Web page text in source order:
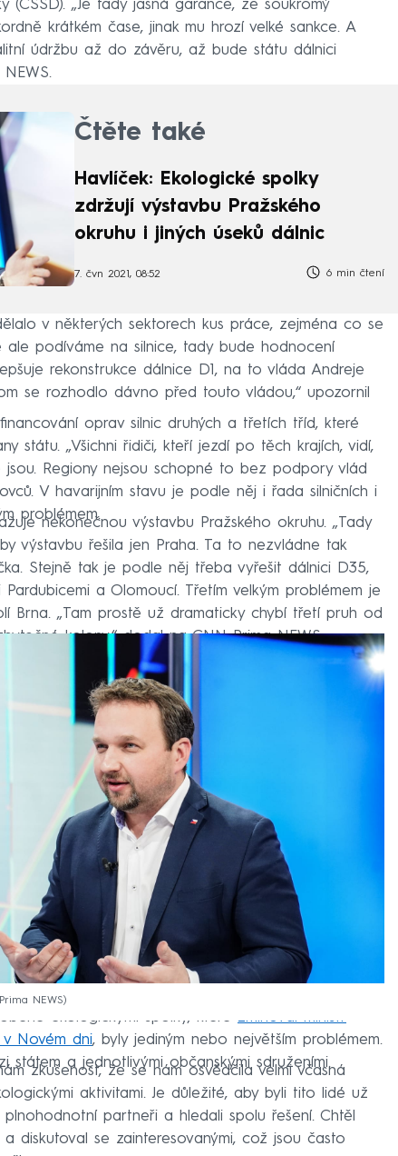
„Je tady jasná garance, že soukromý
krátkém čase, jinak mu hrozí velké sankce. A
údržbu až do závěru, až bude státu dálnici
Čtěte také
Havlíček: Ekologické spolky
zdržují výstavbu Pražského
okruhu i jiných úseků dálnic
7. čvn 2021, 08:52 6 min čtení
v některých sektorech kus práce, zejména co se
ale podíváme na silnice, tady bude hodnocení
rekonstrukce dálnice D1, na to vláda Andreje
se rozhodlo dávno před touto vládou,“ upozornil
oprav silnic druhých a třetích tříd, které
státu. „Všichni řidiči, kteří jezdí po těch krajích, vidí,
Regiony nejsou schopné to bez podpory vlád
V havarijním stavu je podle něj i řada silničních i
problémem.
nekonečnou výstavbu Pražského okruhu. „Tady
výstavbu řešila jen Praha. Ta to nezvládne tak
Stejně tak je podle něj třeba vyřešit dálnici D35,
a Olomoucí. Třetím velkým problémem je
Brna. „Tam prostě už dramaticky chybí třetí pruh od
kolony,“ dodal na CNN Prima NEWS.
NEWS
ekologickými spolky, které zmiňoval ministr
Novém dni, byly jediným nebo největším problémem.
státem a jednotlivými občanskými sdruženími.
zkušenost, že se nám osvědčila velmi včasná
aktivitami. Je důležité, aby byli tito lidé už
partneři a hledali spolu řešení. Chtěl
diskutoval se zainteresovanými, což jsou často